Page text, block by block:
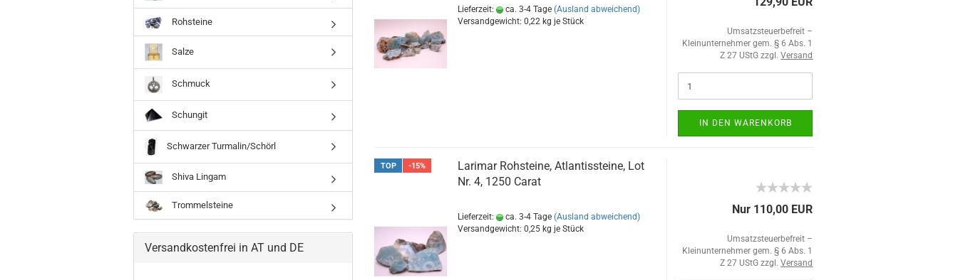
Lieferzeit: ca. 3-4 Tage (Ausland abweichend)
Versandgewicht:0,22 kg je Stück
Umsatzsteuerbefreit –
Kleinunternehmer gem. § 6 Abs. 1
Z 27 UStG zzgl.Versand
IN DEN WARENKORB
TOP -15%
Larimar Rohsteine, Atlantissteine, Lot
Nr. 4, 1250 Carat
Lieferzeit: ca. 3-4 Tage (Ausland abweichend)
Versandgewicht:0,25 kg je Stück
Nur 110,00 EUR
Umsatzsteuerbefreit –
Kleinunternehmer gem. § 6 Abs. 1
Z 27 UStG zzgl.Versand
Rohsteine
Salze
Schmuck
Schungit
Schwarzer Turmalin/Schörl
Shiva Lingam
Trommelsteine
Versandkostenfrei in AT und DE